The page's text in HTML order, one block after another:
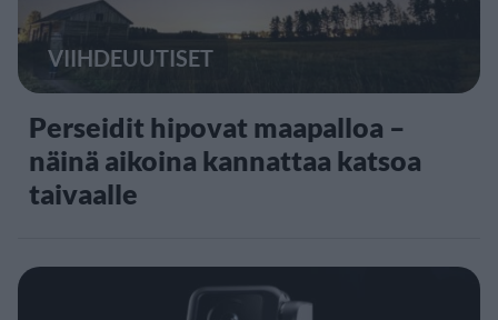
VIIHDEUUTISET
Perseidit hipovat maapalloa –
näinä aikoina kannattaa katsoa
taivaalle